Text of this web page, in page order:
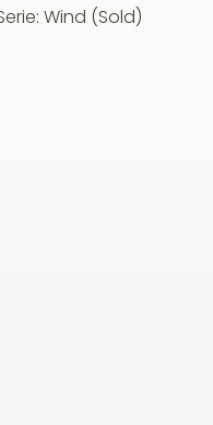
Wind (Sold)